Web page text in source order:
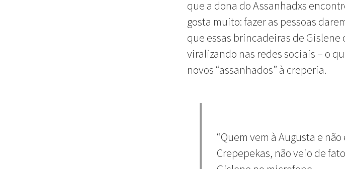
que a dona do Assanhadxs
gosta muito: fazer as pessoas
que essas brincadeiras de
viralizando nas redes sociais – o
novos “assanhados” à creperia.
“Quem vem à Augusta e
Crepepekas, não veio de